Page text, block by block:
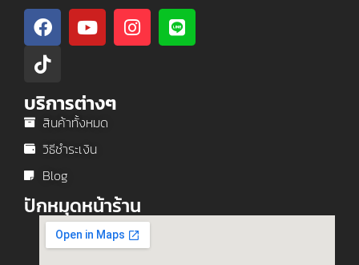
บริการต่างๆ
สินค้าทั้งหมด
วิธีชำระเงิน
Blog
ปักหมุดหน้าร้าน